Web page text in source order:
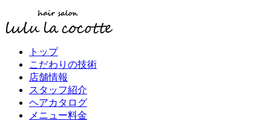
トップ
こだわりの技術
店舗情報
スタッフ紹介
ヘアカタログ
メニュー料金